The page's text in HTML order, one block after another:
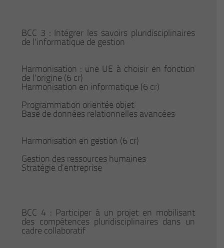
BCC 3 : Intégrer les savoirs pluridisciplinaires
de l'informatique de gestion
Harmonisation : une UE à choisir en fonction
de l'origine (6 cr)
Harmonisation en informatique (6 cr)
Programmation orientée objet
Base de données relationnelles avancées
Harmonisation en gestion (6 cr)
Gestion des ressources humaines
Stratégie d'entreprise
BCC 4 : Participer à un projet en mobilisant
des compétences pluridisciplinaires dans un
cadre collaboratif